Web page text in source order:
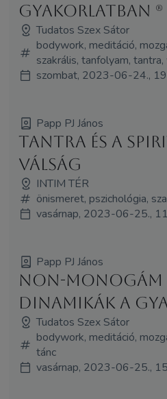
gyakorlatban (R)
Tudatos Szex Sátor
bodywork, meditáció,
szakrális, tanfolyam,
szombat, 2023-06-24.,
Papp PJ János
Tantra és a
válság
INTIM TÉR
önismeret, pszichológia,
vasárnap, 2023-06-25.,
Papp PJ János
Non-
dinamikák a
Tudatos Szex Sátor
bodywork, meditáció,
tánc
vasárnap, 2023-06-25.,